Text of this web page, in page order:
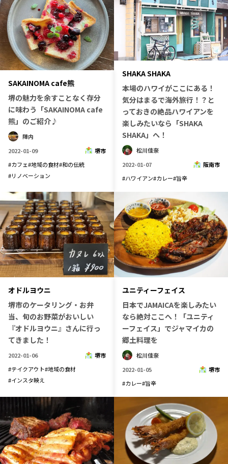
MILCプロジェクト
選出企業特別対談
Localist
SDGsの先駆者
イベント
飲食店
地域豆知識
ニッポンの百選大全集
Sporkle
「人」から探す
記事ライター アンバサダー
お問い合わせ 会社概要
SAKAINOMA cafe熊
堺の魅力を余すことなく存分
に味わう「SAKAINOMA cafe
熊」のご紹介♪
陣内
2022-01-09
堺市
#カフェ#地域の食材#和の伝統
#リノベーション
SHAKA SHAKA
本場のハワイがここにある！
気分はまるで海外旅行！？と
っておきの絶品ハワイアンを
楽しみたいなら「SHAKA
SHAKA」へ！
松川佳奈
2022-01-07
阪南市
#ハワイアン#カレー#旨辛
オドルヨウニ
堺市のケータリング・お弁
当、旬のお野菜がおいしい
『オドルヨウニ』さんに行っ
てきました！
2022-01-06
堺市
#テイクアウト#地域の食材
#インスタ映え
ユニティーフェイス
日本でJAMAICAを楽しみたい
なら絶対ここへ！「ユニティ
ーフェイス」でジャマイカの
郷土料理を
松川佳奈
2022-01-05
堺市
#カレー#旨辛